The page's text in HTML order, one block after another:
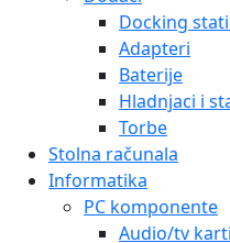
Docking
Adapteri
Baterije
Hladnjaci i
Torbe
Stolna računala
Informatika
PC komponente
Audio/tv